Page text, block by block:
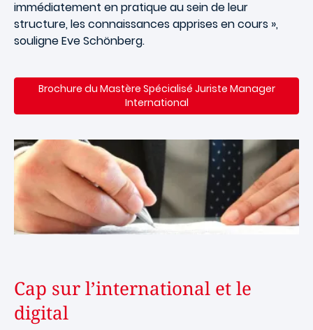
immédiatement en pratique au sein de leur
structure, les connaissances apprises en cours »,
souligne Eve Schönberg.
Brochure du Mastère Spécialisé Juriste Manager
International
Cap sur l’international et le
digital